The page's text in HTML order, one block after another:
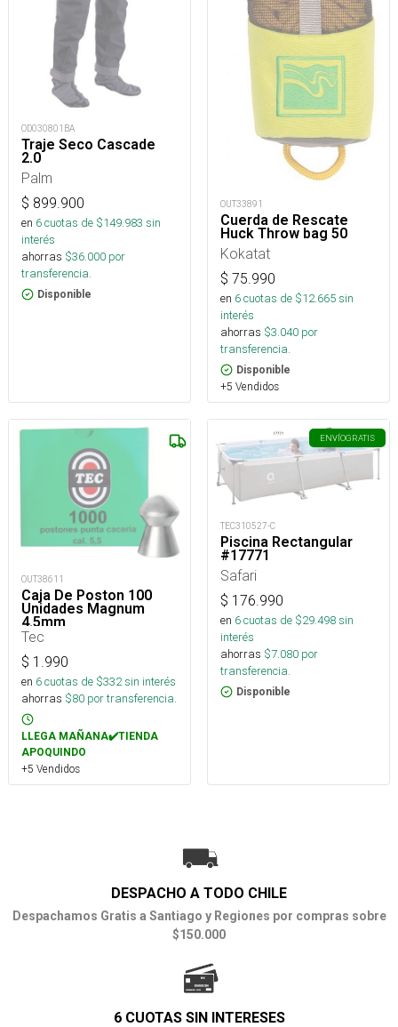
OD030801BA
Traje Seco Cascade
2.0
Palm
$ 899.900
en 6cuotas de $149.983 sin
interés
ahorras $36.000 por
transferencia.
Disponible
OUT33891
Cuerda de Rescate
Huck Throw bag 50
Kokatat
$ 75.990
en 6cuotas de $12.665sin
interés
ahorras $3.040 por
transferencia.
Disponible
+5 Vendidos
OUT38611
Caja De Poston 100
Unidades Magnum
4.5mm
Tec
$ 1.990
en 6cuotas de $332sin interés
ahorras $80 por transferencia.
LLEGA MAÑANA✔️TIENDA
APOQUINDO
+5 Vendidos
ENVÍOGRATIS
TEC310527-C
Piscina Rectangular
#17771
Safari
$ 176.990
en 6cuotas de $29.498sin
interés
ahorras $7.080 por
transferencia.
Disponible
DESPACHO A TODO CHILE
Despachamos Gratis a Santiago y Regiones por compras sobre
$150.000
6 CUOTAS SIN INTERESES